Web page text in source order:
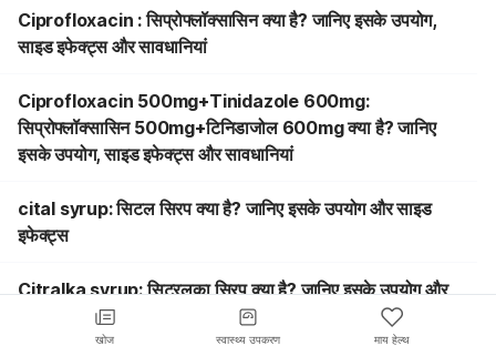
Ciprofloxacin : सिप्रोफ्लॉक्सासिन क्या है? जानिए इसके उपयोग,
साइड इफेक्ट्स और सावधानियां
Ciprofloxacin 500mg+Tinidazole 600mg:
सिप्रोफ्लॉक्सासिन 500mg+टिनिडाजोल 600mg क्या है? जानिए
इसके उपयोग, साइड इफेक्ट्स और सावधानियां
cital syrup: सिटल सिरप क्या है? जानिए इसके उपयोग और साइड
इफेक्ट्स
Citralka syrup: सिट्रलका सिरप क्या है? जानिए इसके उपयोग और
साइड इफेक्ट्स
खोज स्वास्थ्य उपकरण माय हेल्थ